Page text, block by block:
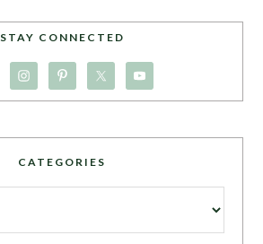
STAY CONNECTED
CATEGORIES